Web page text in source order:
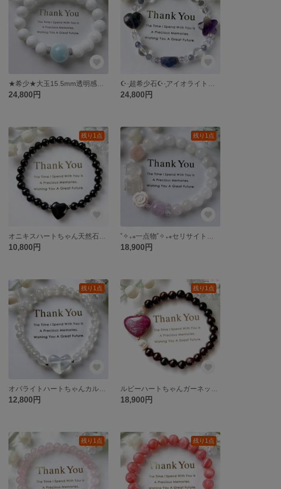
24,800円 24,800円
残り1点
10,800円
残り1点
18,900円
残り1点
12,800円
残り1点
18,900円
残り1点 残り1点